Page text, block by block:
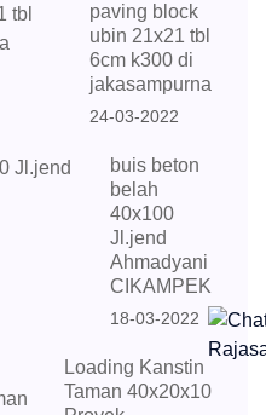
paving block
ubin 21x21 tbl
6cm k300 di
jakasampurna
24-03-2022
buis beton
belah
40x100
Jl.jend
Ahmadyani
CIKAMPEK
18-03-2022
Loading Kanstin
Taman 40x20x10